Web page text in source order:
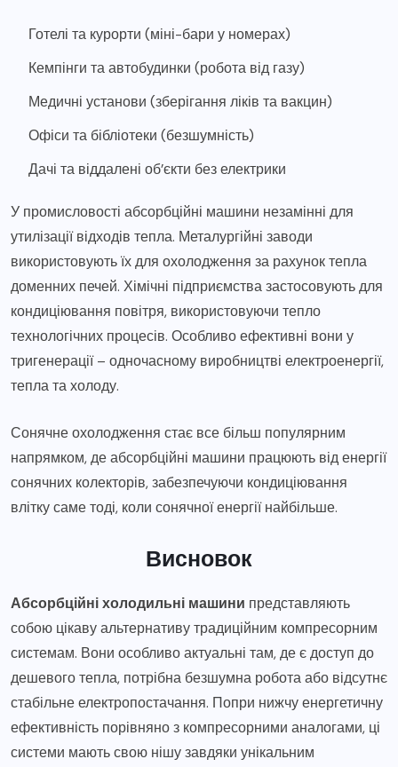
Готелі та курорти (міні-бари у номерах)
Кемпінги та автобудинки (робота від газу)
Медичні установи (зберігання ліків та вакцин)
Офіси та бібліотеки (безшумність)
Дачі та віддалені об’єкти без електрики
У промисловості абсорбційні машини незамінні для
утилізації відходів тепла. Металургійні заводи
використовують їх для охолодження за рахунок тепла
доменних печей. Хімічні підприємства застосовують для
кондиціювання повітря, використовуючи тепло
технологічних процесів. Особливо ефективні вони у
тригенерації – одночасному виробництві електроенергії,
тепла та холоду.
Сонячне охолодження стає все більш популярним
напрямком, де абсорбційні машини працюють від енергії
сонячних колекторів, забезпечуючи кондиціювання
влітку саме тоді, коли сонячної енергії найбільше.
Висновок
Абсорбційні холодильні машини представляють
собою цікаву альтернативу традиційним компресорним
системам. Вони особливо актуальні там, де є доступ до
дешевого тепла, потрібна безшумна робота або відсутнє
стабільне електропостачання. Попри нижчу енергетичну
ефективність порівняно з компресорними аналогами, ці
системи мають свою нішу завдяки унікальним